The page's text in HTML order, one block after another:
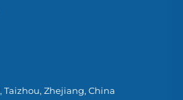
Zhejiang, China